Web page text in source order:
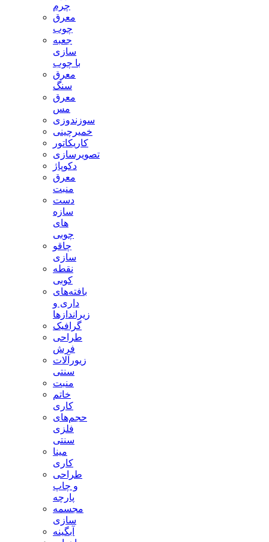
چرم
معرق
چوب
جعبه
سازی
با چوب
معرق
سنگ
معرق
مس
سوزندوزی
خمیرچینی
کاریکاتور
تصویرسازی
دکوپاژ
معرق
منبت
دست
سازه
های
چوبی
چاقو
سازی
نقطه
کوبی
بافته‌های
داری و
زیراندازها
گرافیک
طراحی
فرش
زیورآلات
سنتی
منبت
خاتم
کاری
حجم‌های
فلزی
سنتی
مینا
کاری
طراحی
و چاپ
پارچه
مجسمه
سازی
آبگینه